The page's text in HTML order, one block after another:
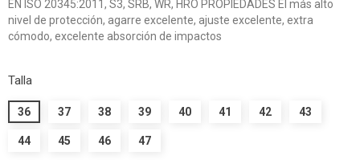
EN ISO 20345:2011, S3, SRB, WR, HRO PROPIEDADES El más alto
nivel de protección, agarre excelente, ajuste excelente, extra
cómodo, excelente absorción de impactos
Talla
36 37 38 39 40 41 42 43
44 45 46 47